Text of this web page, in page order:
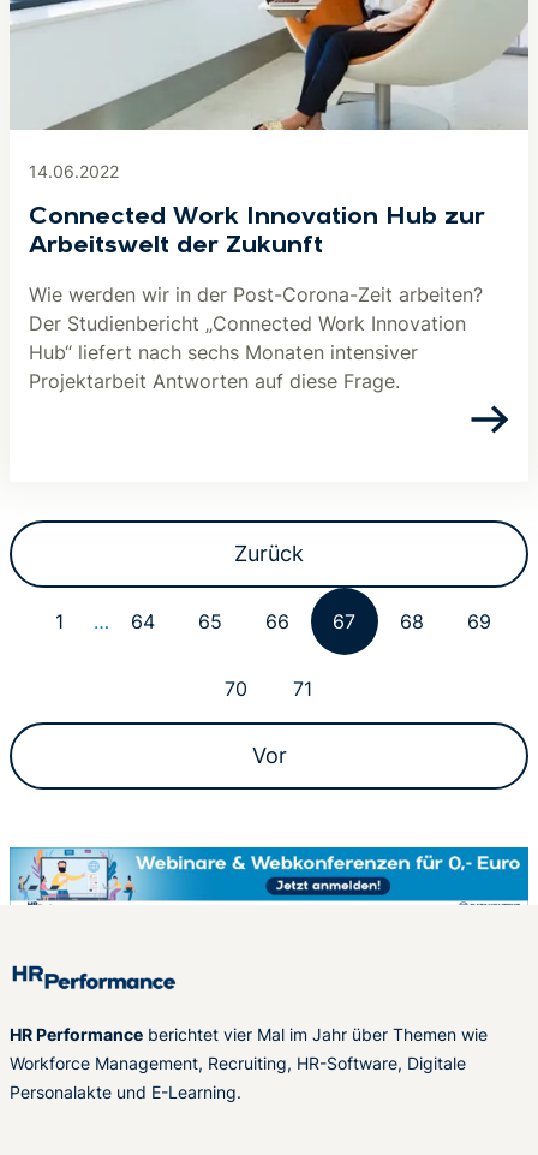
14.06.2022
Connected Work Innovation Hub zur
Arbeitswelt der Zukunft
Wie werden wir in der Post-Corona-Zeit arbeiten?
Der Studienbericht „Connected Work Innovation
Hub“ liefert nach sechs Monaten intensiver
Projektarbeit Antworten auf diese Frage.
Zurück
1 … 64 65 66 67 68 69
70 71
Vor
HR Performance berichtet vier Mal im Jahr über Themen wie
Workforce Management, Recruiting, HR-Software, Digitale
Personalakte und E-Learning.